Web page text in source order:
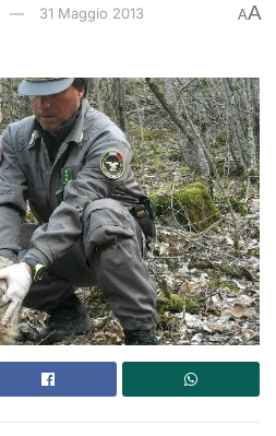
31 Maggio 2013 AA